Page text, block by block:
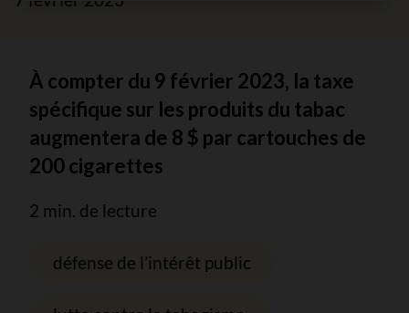
À compter du 9 février 2023, la taxe
spécifique sur les produits du tabac
augmentera de 8 $ par cartouches de
200 cigarettes
2 min. de lecture
défense de l’intérêt public